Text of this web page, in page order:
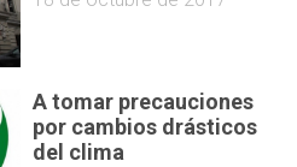
A tomar precauciones
por cambios drásticos
del clima